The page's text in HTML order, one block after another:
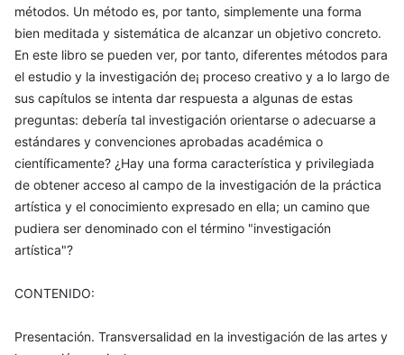
métodos. Un método es, por tanto, simplemente una forma
bien meditada y sistemática de alcanzar un objetivo concreto.
En este libro se pueden ver, por tanto, diferentes métodos para
el estudio y la investigación de¡ proceso creativo y a lo largo de
sus capítulos se intenta dar respuesta a algunas de estas
preguntas: debería tal investigación orientarse o adecuarse a
estándares y convenciones aprobadas académica o
científicamente? ¿Hay una forma característica y privilegiada
de obtener acceso al campo de la investigación de la práctica
artística y el conocimiento expresado en ella; un camino que
pudiera ser denominado con el término "investigación
artística"?
CONTENIDO:
Presentación. Transversalidad en la investigación de las artes y